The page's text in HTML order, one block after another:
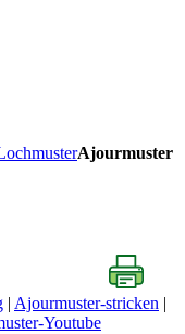
Ajourmuster
Ajourmuster-stricken
Youtube